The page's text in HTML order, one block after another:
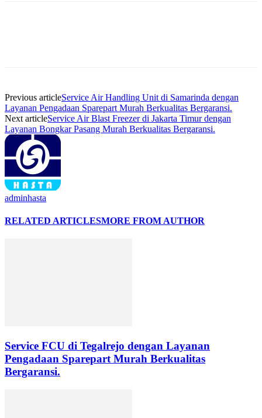
Previous articleService Air Handling Unit di Samarinda dengan
Layanan Pengadaan Sparepart Murah Berkualitas Bergaransi.
Next articleService Air Blast Freezer di Jakarta Timur dengan
Layanan Bongkar Pasang Murah Berkualitas Bergaransi.
adminhasta
RELATED ARTICLESMORE FROM AUTHOR
Service FCU di Tegalrejo dengan Layanan
Pengadaan Sparepart Murah Berkualitas
Bergaransi.